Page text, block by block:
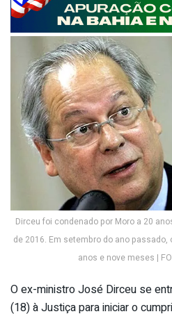
Dirceu foi condenado por Moro a 20
de 2016. Em setembro do ano passado,
anos e nove meses |
O ex-ministro José Dirceu se
(18) à Justiça para iniciar o